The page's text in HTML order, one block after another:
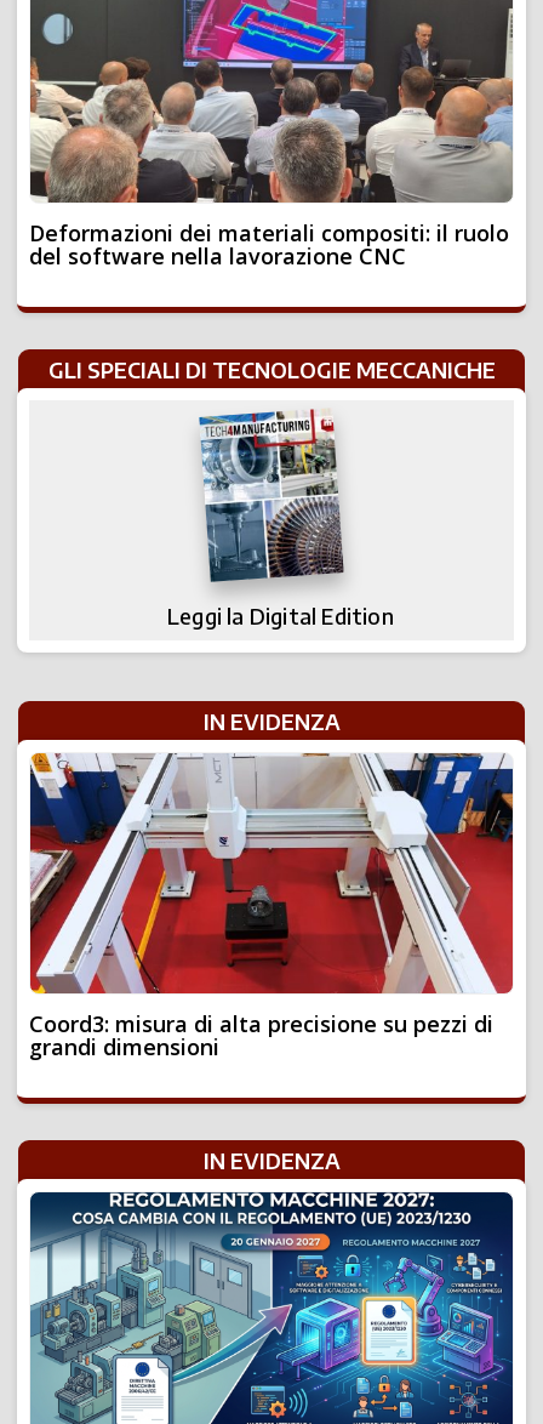
Deformazioni dei materiali compositi: il ruolo
del software nella lavorazione CNC
GLI SPECIALI DI TECNOLOGIE MECCANICHE
Leggi la Digital Edition
IN EVIDENZA
Coord3: misura di alta precisione su pezzi di
grandi dimensioni
IN EVIDENZA